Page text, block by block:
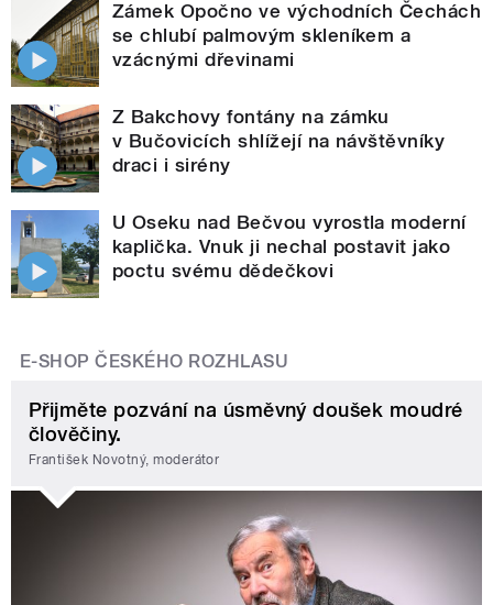
Zámek Opočno ve východních Čechách
se chlubí palmovým skleníkem a
vzácnými dřevinami
Z Bakchovy fontány na zámku
v Bučovicích shlížejí na návštěvníky
draci i sirény
U Oseku nad Bečvou vyrostla moderní
kaplička. Vnuk ji nechal postavit jako
poctu svému dědečkovi
E-SHOP ČESKÉHO ROZHLASU
Přijměte pozvání na úsměvný doušek moudré
člověčiny.
František Novotný, moderátor